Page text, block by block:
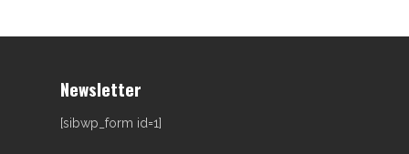
Newsletter
[sibwp_form id=1]